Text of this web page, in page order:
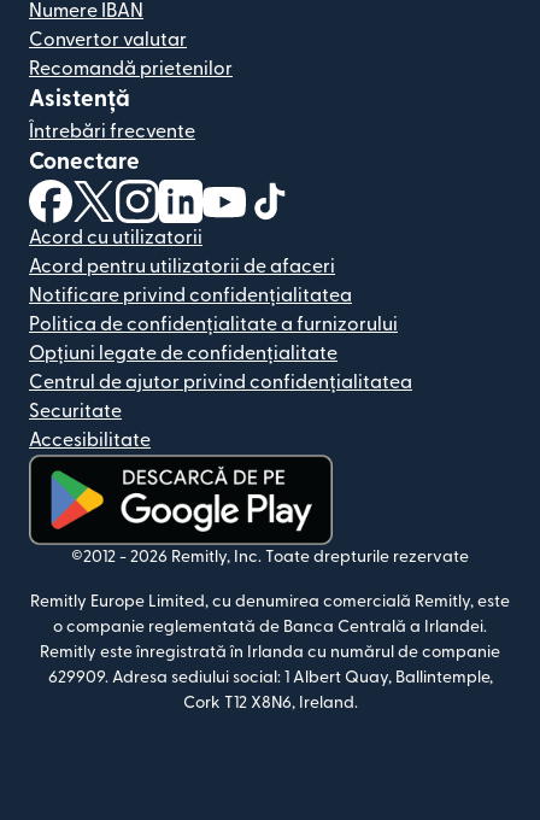
Numere IBAN
Convertor valutar
Recomandă prietenilor
Asistență
Întrebări frecvente
Conectare
(se deschide într-o fereastră nouă)
(se deschide într-o fereastră nouă)
(se deschide într-o fereastră nouă)
(se deschide într-o fereastră nouă)
(se deschide într-o fereastră
Acord cu utilizatorii
Acord pentru utilizatorii de afaceri
Notificare privind confidențialitatea
Politica de confidențialitate a furnizorului
Opțiuni legate de confidențialitate
Centrul de ajutor privind confidențialitatea
Securitate
Accesibilitate
(se deschide într-o fereastră nouă)
©2012 - 2026 Remitly, Inc. Toate drepturile rezervate
Remitly Europe Limited, cu denumirea comercială Remitly, este
o companie reglementată de Banca Centrală a Irlandei.
Remitly este înregistrată în Irlanda cu numărul de companie
629909. Adresa sediului social: 1 Albert Quay, Ballintemple,
Cork T12 X8N6, Ireland.